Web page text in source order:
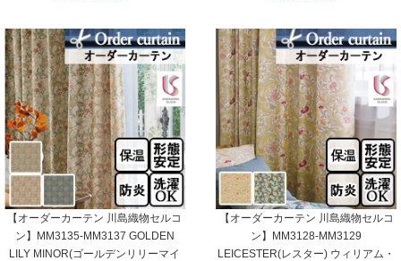
【オーダーカーテン 川島織物セルコ
ン】MM3135-MM3137 GOLDEN
LILY MINOR(ゴールデンリリーマイ
【オーダーカーテン 川島織物セルコ
ン】MM3128-MM3129
LEICESTER(レスター) ウィリアム・